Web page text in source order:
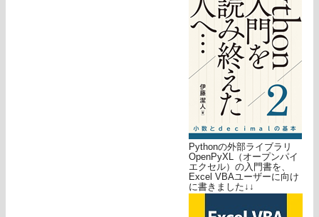
Pythonの外部ライブラリ
OpenPyXL（オープンパイ
エクセル）の入門書を、
Excel VBAユーザーに向け
に書きました↓↓